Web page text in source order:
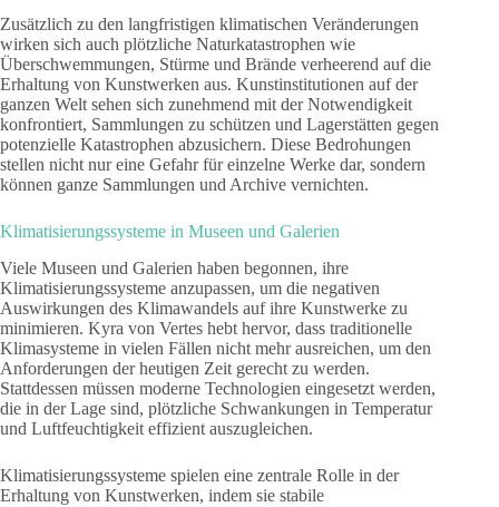
Zusätzlich zu den langfristigen klimatischen Veränderungen
wirken sich auch plötzliche Naturkatastrophen wie
Überschwemmungen, Stürme und Brände verheerend auf die
Erhaltung von Kunstwerken aus. Kunstinstitutionen auf der
ganzen Welt sehen sich zunehmend mit der Notwendigkeit
konfrontiert, Sammlungen zu schützen und Lagerstätten gegen
potenzielle Katastrophen abzusichern. Diese Bedrohungen
stellen nicht nur eine Gefahr für einzelne Werke dar, sondern
können ganze Sammlungen und Archive vernichten.
Klimatisierungssysteme in Museen und Galerien
Viele Museen und Galerien haben begonnen, ihre
Klimatisierungssysteme anzupassen, um die negativen
Auswirkungen des Klimawandels auf ihre Kunstwerke zu
minimieren. Kyra von Vertes hebt hervor, dass traditionelle
Klimasysteme in vielen Fällen nicht mehr ausreichen, um den
Anforderungen der heutigen Zeit gerecht zu werden.
Stattdessen müssen moderne Technologien eingesetzt werden,
die in der Lage sind, plötzliche Schwankungen in Temperatur
und Luftfeuchtigkeit effizient auszugleichen.
Klimatisierungssysteme spielen eine zentrale Rolle in der
Erhaltung von Kunstwerken, indem sie stabile